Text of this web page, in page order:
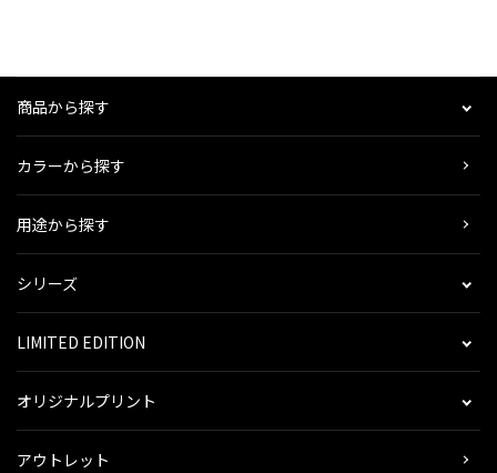
商品から探す
カラーから探す
用途から探す
シリーズ
LIMITED EDITION
オリジナルプリント
アウトレット